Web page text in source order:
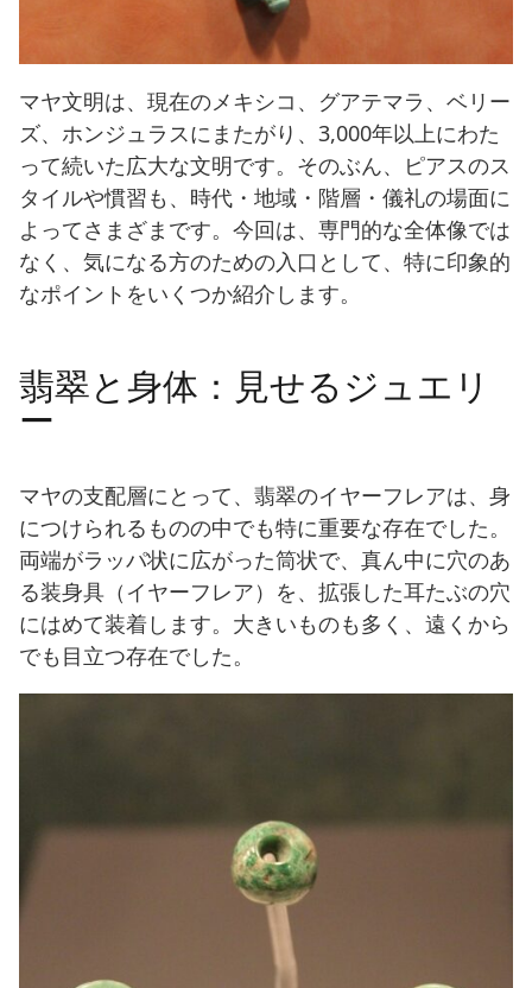
マヤ文明は、現在のメキシコ、グアテマラ、ベリー
ズ、ホンジュラスにまたがり、3,000年以上にわた
って続いた広大な文明です。そのぶん、ピアスのス
タイルや慣習も、時代・地域・階層・儀礼の場面に
よってさまざまです。今回は、専門的な全体像では
なく、気になる方のための入口として、特に印象的
なポイントをいくつか紹介します。
翡翠と身体：見せるジュエリ
ー
マヤの支配層にとって、翡翠のイヤーフレアは、身
につけられるものの中でも特に重要な存在でした。
両端がラッパ状に広がった筒状で、真ん中に穴のあ
る装身具（イヤーフレア）を、拡張した耳たぶの穴
にはめて装着します。大きいものも多く、遠くから
でも目立つ存在でした。